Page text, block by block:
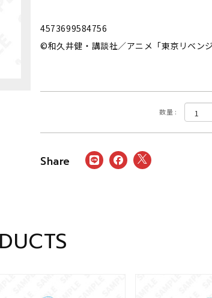
4573699584756
©和久井健・講談社／アニメ「東京リベン
数量 :